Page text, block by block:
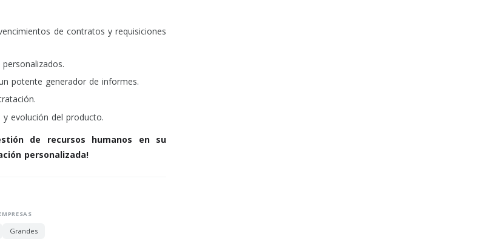
de contratos y requisiciones
potente generador de informes.
evolución del producto.
de recursos humanos en su
personalizada!
Grandes